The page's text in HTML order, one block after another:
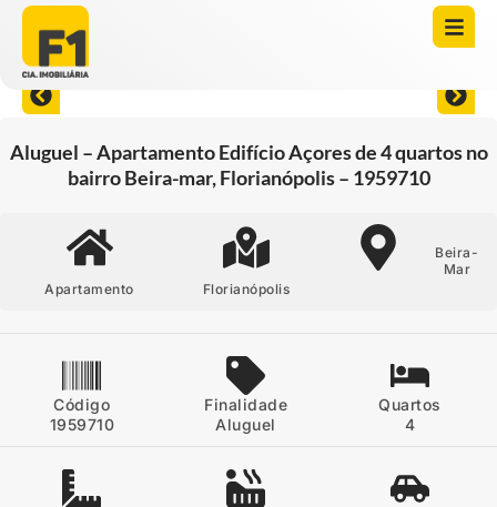
Aluguel – Apartamento Edifício Açores de 4 quartos no
bairro Beira-mar, Florianópolis – 1959710
Apartamento Florianópolis
Beira-
Mar
Código
1959710
Finalidade
Aluguel
Quartos
4